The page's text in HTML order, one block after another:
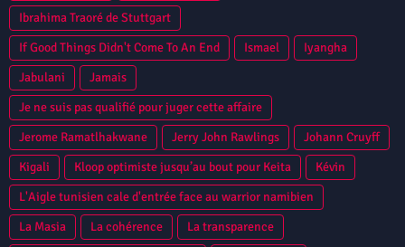
Ibrahima Traoré de Stuttgart
If Good Things Didn't Come To An End
Ismael
Iyangha
Jabulani
Jamais
Je ne suis pas qualifié pour juger cette affaire
Jerome Ramatlhakwane
Jerry John Rawlings
Johann Cruyff
Kigali
Kloop optimiste jusqu’au bout pour Keita
Kévin
L'Aigle tunisien cale d'entrée face au warrior namibien
La Masia
La cohérence
La transparence